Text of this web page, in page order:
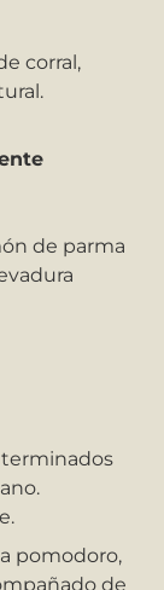
corral,
de parma
terminados
pomodoro,
de